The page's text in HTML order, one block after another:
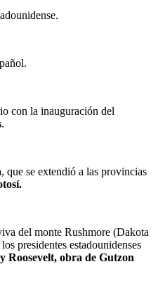
con la inauguración del
.
, que se extendió a las provincias
del monte Rushmore (Dakota
presidentes estadounidenses
Roosevelt, obra de Gutzon